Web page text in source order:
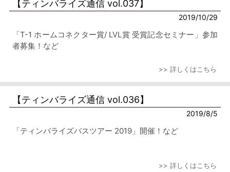
【ティンバライズ通信 vol.037】
2019/10/29
「T-1 ホームコネクター賞/ LVL賞 受賞記念セミナー」参加
者募集！など
>> 詳しくはこちら
【ティンバライズ通信 vol.036】
2019/8/5
「ティンバライズバスツアー 2019」開催！など
>> 詳しくはこちら